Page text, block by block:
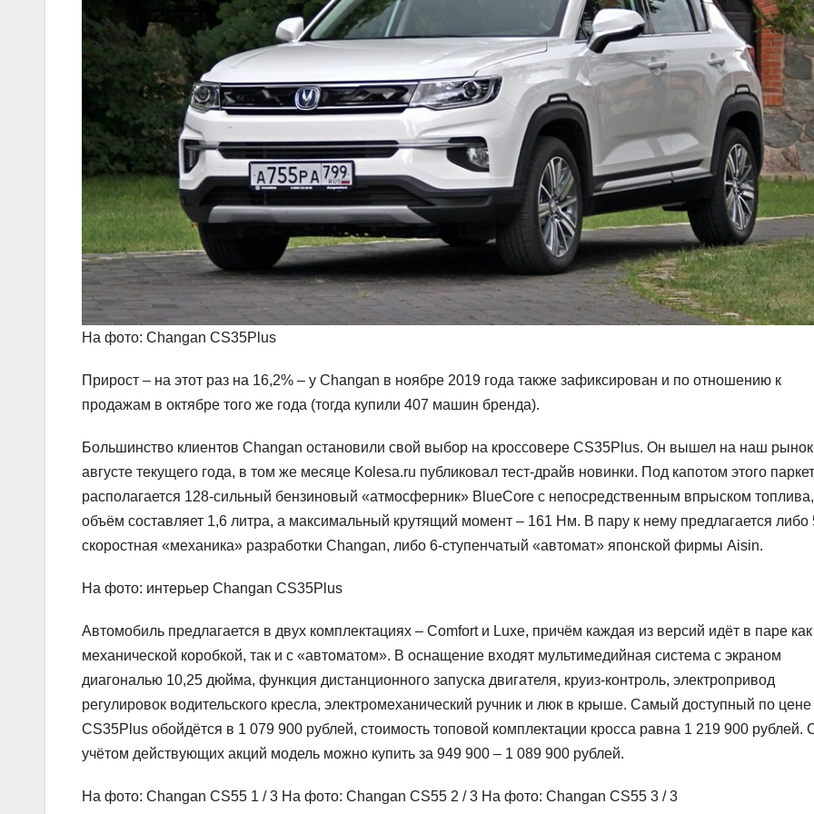
На фото: Changan CS35Plus
Прирост – на этот раз на 16,2% – у Changan в ноябре 2019 года также зафиксирован и по отношению к
продажам в октябре того же года (тогда купили 407 машин бренда).
Большинство клиентов Changan остановили свой выбор на кроссовере CS35Plus. Он вышел на наш
августе текущего года, в том же месяце Kolesa.ru публиковал тест-драйв новинки. Под капотом этого
располагается 128-сильный бензиновый «атмосферник» BlueCore с непосредственным впрыском
объём составляет 1,6 литра, а максимальный крутящий момент – 161 Нм. В пару к нему предлагается либо
скоростная «механика» разработки Changan, либо 6-ступенчатый «автомат» японской фирмы Aisin.
На фото: интерьер Changan CS35Plus
Автомобиль предлагается в двух комплектациях – Comfort и Luxe, причём каждая из версий идёт в паре как
механической коробкой, так и с «автоматом». В оснащение входят мультимедийная система с экраном
диагональю 10,25 дюйма, функция дистанционного запуска двигателя, круиз-контроль, электропривод
регулировок водительского кресла, электромеханический ручник и люк в крыше. Самый доступный по цене
CS35Plus обойдётся в 1 079 900 рублей, стоимость топовой комплектации кросса равна 1 219 900 рублей.
учётом действующих акций модель можно купить за 949 900 – 1 089 900 рублей.
На фото: Changan CS55 1 / 3 На фото: Changan CS55 2 / 3 На фото: Changan CS55 3 / 3